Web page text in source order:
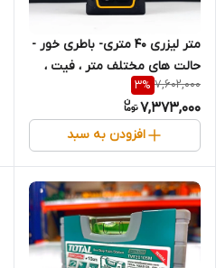
متر لیزری 40 متری- باطری خور -
حالت های مختلف متر ، فیت ،
هوتچ (284901) (قسطی)
7,602,000
3%
7,373,000
افزودن به سبد